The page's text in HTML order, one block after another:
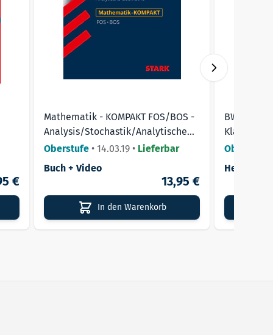
€
Mathematik - KOMPAKT FOS/BOS -
Analysis/Stochastik/Analytische
Geometrie
Oberstufe • 14.03.19 • Lieferbar
Buch + Video
13,95 €
In den Warenkorb
BWL mit
Klasse -
Bayern
Oberstufe
Heft